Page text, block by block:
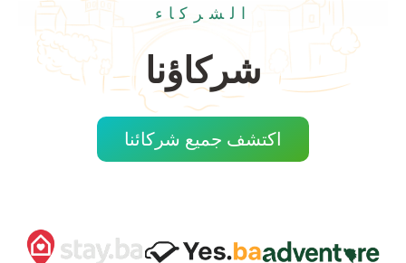
الشركاء
شركاؤنا
اكتشف جميع شركائنا